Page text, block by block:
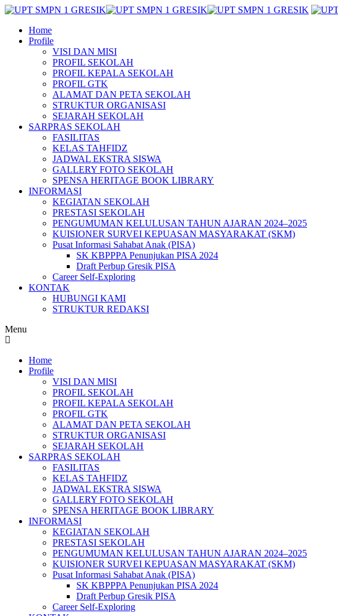
Home
Profile
VISI DAN MISI
PROFIL SEKOLAH
PROFIL KEPALA SEKOLAH
PROFIL GTK
ALAMAT DAN PETA SEKOLAH
STRUKTUR ORGANISASI
SEJARAH SEKOLAH
SARPRAS SEKOLAH
FASILITAS
KELAS TAHFIDZ
JADWAL EKSTRA SISWA
GALLERY FOTO SEKOLAH
SPENSA HERITAGE BOOK LIBRARY
INFORMASI
KEGIATAN SEKOLAH
PRESTASI SEKOLAH
PENGUMUMAN KELULUSAN TAHUN AJARAN 2024–2025
KUISIONER SURVEI KEPUASAN MASYARAKAT (SKM)
Pusat Informasi Sahabat Anak (PISA)
SK KBPPPA Penunjukan PISA 2024
Draft Perbup Gresik PISA
Career Self-Exploring
KONTAK
HUBUNGI KAMI
STRUKTUR REDAKSI
Menu
Home
Profile
VISI DAN MISI
PROFIL SEKOLAH
PROFIL KEPALA SEKOLAH
PROFIL GTK
ALAMAT DAN PETA SEKOLAH
STRUKTUR ORGANISASI
SEJARAH SEKOLAH
SARPRAS SEKOLAH
FASILITAS
KELAS TAHFIDZ
JADWAL EKSTRA SISWA
GALLERY FOTO SEKOLAH
SPENSA HERITAGE BOOK LIBRARY
INFORMASI
KEGIATAN SEKOLAH
PRESTASI SEKOLAH
PENGUMUMAN KELULUSAN TAHUN AJARAN 2024–2025
KUISIONER SURVEI KEPUASAN MASYARAKAT (SKM)
Pusat Informasi Sahabat Anak (PISA)
SK KBPPPA Penunjukan PISA 2024
Draft Perbup Gresik PISA
Career Self-Exploring